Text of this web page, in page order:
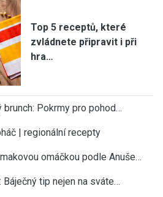
Top 5 receptů, které
zvládnete připravit i při
hra…
Pokrmy pro pohod…
| regionální recepty
omáčkou podle Anuše…
tip nejen na sváte…